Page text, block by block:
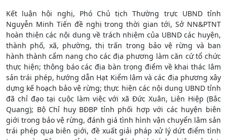
Kết luận hội nghị, Phó Chủ tịch Thường trực UBND tỉnh
Nguyễn Minh Tiến đề nghị trong thời gian tới, Sở NN&PTNT
hoàn thiện các nội dung về trách nhiệm của UBND các huyện,
thành phố, xã, phường, thị trấn trong bảo vệ rừng và ban
hành thành cẩm nang cho các địa phương làm căn cứ tổ chức
thực hiện; thông báo các địa bàn trọng điểm về khai thác lâm
sản trái phép, hướng dẫn Hạt Kiểm lâm và các địa phương xây
dựng kế hoạch bảo vệ rừng; thực hiện các nội dung UBND tỉnh
đã chỉ đạo tại cuộc làm việc với xã Đức Xuân, Liên Hiệp (Bắc
Quang); Bộ Chỉ huy BĐBP tỉnh phối hợp với các huyện biên
giới trong bảo vệ rừng, đánh giá tình hình vận chuyển lâm sản
trái phép qua biên giới, đề xuất giải pháp xử lý dứt điểm tình